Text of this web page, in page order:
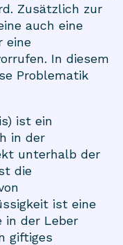
Zusätzlich zur
auch eine
eine
In diesem
Problematik
ist ein
in der
unterhalb der
die
ist eine
in der Leber
giftiges